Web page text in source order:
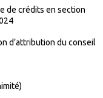
de crédits en section
d’attribution du conseil